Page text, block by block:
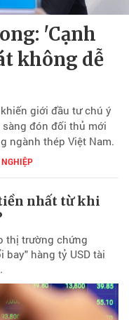
'Cạnh
không dễ
giới đầu tư chú ý
đón đối thủ mới
ngành thép Việt Nam.
nhất từ khi
thị trường chứng
bay" hàng tỷ USD tài